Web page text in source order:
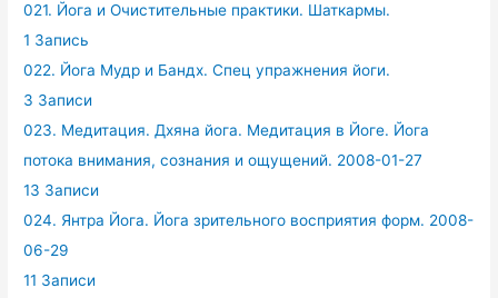
021. Йога и Очистительные практики. Шаткармы.
1 Запись
022. Йога Мудр и Бандх. Спец упражнения йоги.
3 Записи
023. Медитация. Дхяна йога. Медитация в Йоге. Йога
потока внимания, сознания и ощущений. 2008-01-27
13 Записи
024. Янтра Йога. Йога зрительного восприятия форм. 2008-
06-29
11 Записи